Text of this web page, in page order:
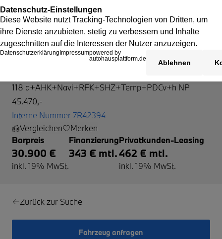
118 d+AHK+Navi+RFK+SHZ+Temp+PDCv+h NP
45.470,-
Interne Nummer 7R42394
Vergleichen
Merken
Barpreis
30.900 €
inkl. 19% MwSt.
Finanzierung
343 € mtl.
Privatkunden-Leasing
462 € mtl.
inkl. 19% MwSt.
Zurück zur Suche
Fahrzeug anfragen